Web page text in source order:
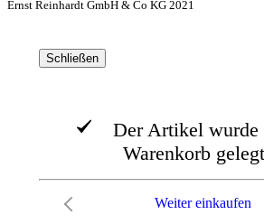
Ernst Reinhardt GmbH & Co KG 2021
Schließen
Der Artikel wurde
Warenkorb gelegt
Weiter einkaufen